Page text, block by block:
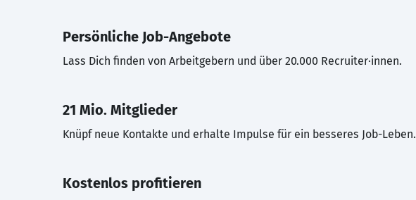
Persönliche Job-Angebote
Lass Dich finden von Arbeitgebern und über 20.000 Recruiter·innen.
21 Mio. Mitglieder
Knüpf neue Kontakte und erhalte Impulse für ein besseres Job-Leben.
Kostenlos profitieren